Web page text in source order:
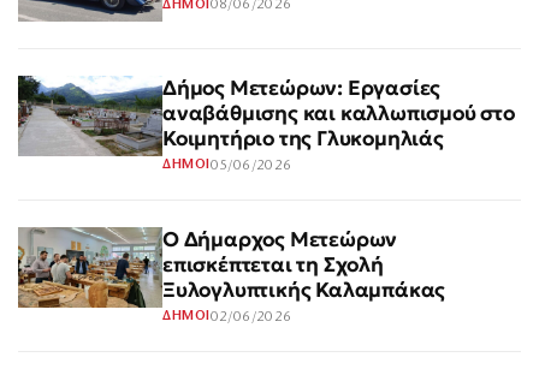
ΔΗΜΟΙ 08/06/2026
Δήμος Μετεώρων: Εργασίες
αναβάθμισης και καλλωπισμού στο
Κοιμητήριο της Γλυκομηλιάς
ΔΗΜΟΙ 05/06/2026
Ο Δήμαρχος Μετεώρων
επισκέπτεται τη Σχολή
Ξυλογλυπτικής Καλαμπάκας
ΔΗΜΟΙ 02/06/2026